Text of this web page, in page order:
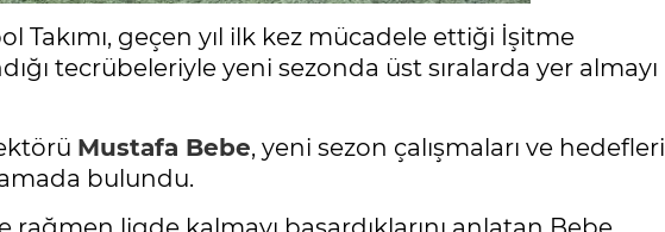
Takımı, geçen yıl ilk kez mücadele ettiği İşitme
tecrübeleriyle yeni sezonda üst sıralarda yer almayı
Mustafa Bebe, yeni sezon çalışmaları ve hedefleri
bulundu.